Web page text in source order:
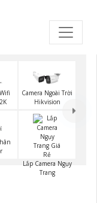
Camera Ngoài Trời
Hikvision
Lắp Camera Ngụy
Trang